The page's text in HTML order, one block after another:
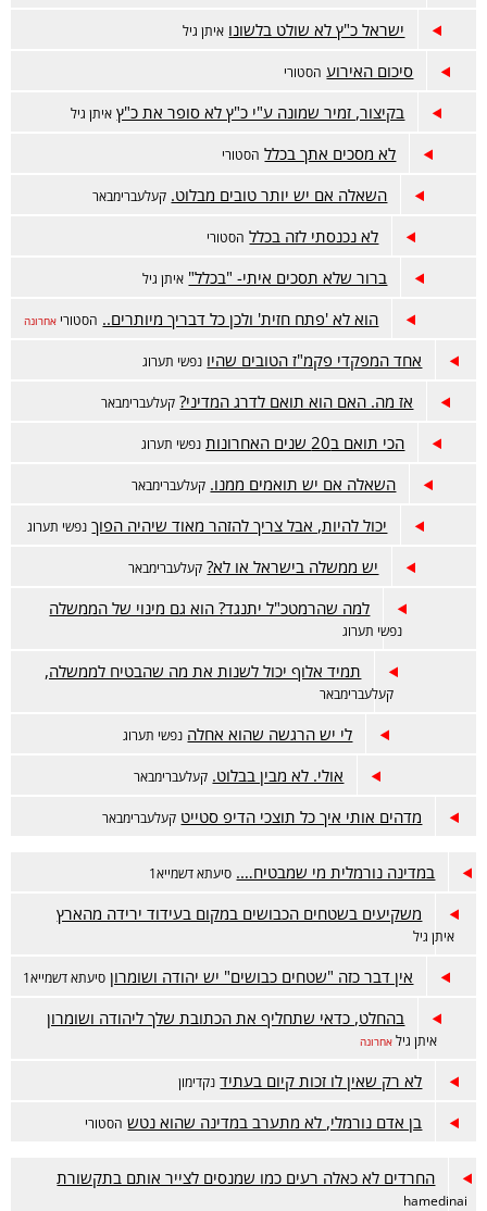
ישראל כ"ץ לא שולט בלשונו איתן גיל
סיכום האירוע הסטורי
בקיצור, זמיר שמונה ע"י כ"ץ לא סופר את כ"ץ איתן גיל
לא מסכים אתך בכלל הסטורי
השאלה אם יש יותר טובים מבלוט. קעלעברימבאר
לא נכנסתי לזה בכלל הסטורי
ברור שלא תסכים איתי- "בכלל" איתן גיל
הוא לא 'פתח חזית' ולכן כל דבריך מיותרים.. הסטורי אחרונה
אחד המפקדי פקמ"ז הטובים שהיו נפשי תערוג
אז מה. האם הוא תואם לדרג המדיני? קעלעברימבאר
הכי תואם ב20 שנים האחרונות נפשי תערוג
השאלה אם יש תואמים ממנו. קעלעברימבאר
יכול להיות, אבל צריך להזהר מאוד שיהיה הפוך נפשי תערוג
יש ממשלה בישראל או לא? קעלעברימבאר
למה שהרמטכ"ל יתנגד? הוא גם מינוי של הממשלה
נפשי תערוג
תמיד אלוף יכול לשנות את מה שהבטיח לממשלה,
קעלעברימבאר
לי יש הרגשה שהוא אחלה נפשי תערוג
אולי. לא מבין בבלוט. קעלעברימבאר
מדהים אותי איך כל תוצכי הדיפ סטייט קעלעברימבאר
במדינה נורמלית מי שמבטיח…. סיעתא דשמייא1
משקיעים בשטחים הכבושים במקום בעידוד ירידה מהארץ
איתן גיל
אין דבר כזה "שטחים כבושים" יש יהודה ושומרון סיעתא דשמייא1
בהחלט, כדאי שתחליף את הכתובת שלך ליהודה ושומרון
איתן גיל אחרונה
לא רק שאין לו זכות קיום בעתיד נקדימון
בן אדם נורמלי, לא מתערב במדינה שהוא נטש הסטורי
החרדים לא כאלה רעים כמו שמנסים לצייר אותם בתקשורת
hamedinai